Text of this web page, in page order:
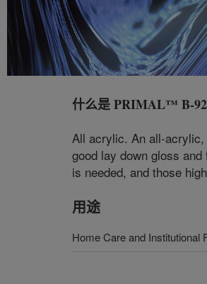
什么是PRIMAL™ B-
All acrylic. An all-
good lay down gloss
is needed, and those
用途
Home Care and Institutional